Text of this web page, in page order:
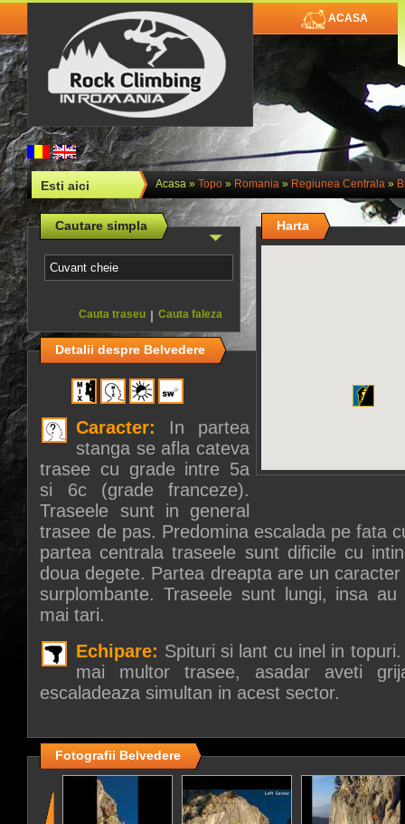
ACASA
Esti aici Acasa» Topo» Romania» Regiunea Centrala»
Cautare simpla
Cauta faleza
|
Cauta traseu
Harta
Detalii despre Belvedere
Caracter: In partea
stanga se afla cateva
trasee cu grade intre 5a
si 6c (grade franceze).
Traseele sunt in general
trasee de pas. Predomina escalada pe fata
partea centrala traseele sunt dificile cu
doua degete. Partea dreapta are un
surplombante. Traseele sunt lungi, insa
mai tari.
Echipare: Spituri si lant cu inel in
mai multor trasee, asadar aveti
escaladeaza simultan in acest sector.
Fotografii Belvedere